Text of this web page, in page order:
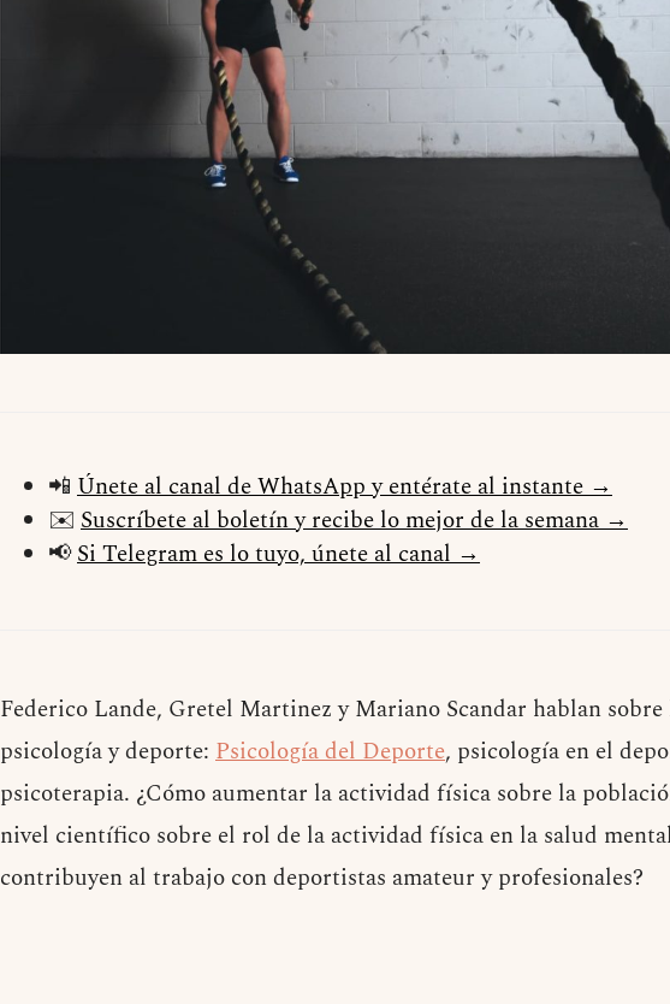
📲 Únete al canal de WhatsApp y entérate al instante →
✉️ Suscríbete al boletín y recibe lo mejor de la semana →
📢Si Telegram es lo tuyo, únete al canal →
Federico Lande, Gretel Martinez y Mariano Scandar hablan
psicología y deporte: Psicología del Deporte, psicología en el
psicoterapia. ¿Cómo aumentar la actividad física sobre la
nivel científico sobre el rol de la actividad física en la salud
contribuyen al trabajo con deportistas amateur y profesionales?